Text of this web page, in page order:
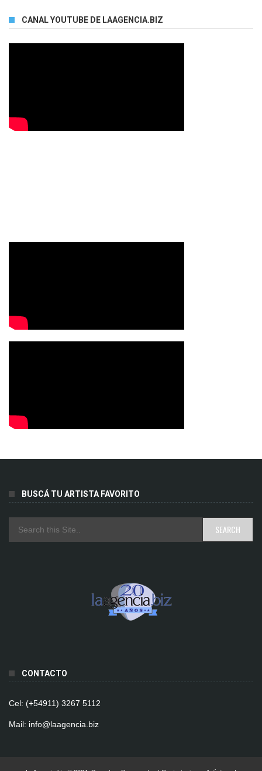
CANAL YOUTUBE DE LAAGENCIA.BIZ
BUSCÁ TU ARTISTA FAVORITO
CONTACTO
Cel: (+54911) 3267 5112
Mail: info@laagencia.biz